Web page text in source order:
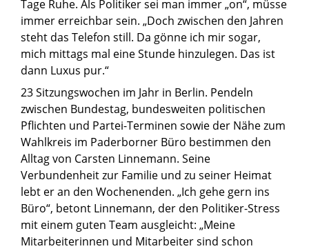
Tage Ruhe. Als Politiker sei man immer „on“, müsse
immer erreichbar sein. „Doch zwischen den Jahren
steht das Telefon still. Da gönne ich mir sogar,
mich mittags mal eine Stunde hinzulegen. Das ist
dann Luxus pur.“
23 Sitzungswochen im Jahr in Berlin. Pendeln
zwischen Bundestag, bundesweiten politischen
Pflichten und Partei-Terminen sowie der Nähe zum
Wahlkreis im Paderborner Büro bestimmen den
Alltag von Carsten Linnemann. Seine
Verbundenheit zur Familie und zu seiner Heimat
lebt er an den Wochenenden. „Ich gehe gern ins
Büro“, betont Linnemann, der den Politiker-Stress
mit einem guten Team ausgleicht: „Meine
Mitarbeiterinnen und Mitarbeiter sind schon